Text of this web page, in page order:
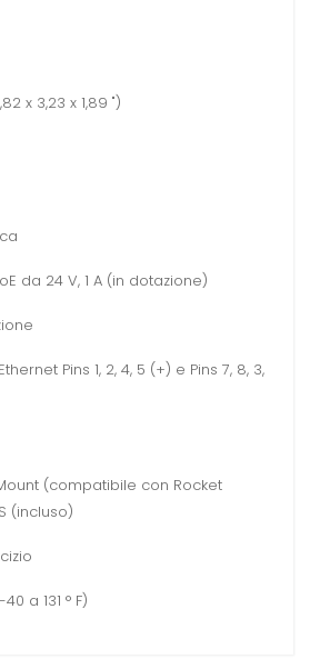
x 3,23 x 1,89 ")
da 24 V, 1 A (in dotazione)
Pins 1, 2, 4, 5 (+) e Pins 7, 8, 3,
(compatibile con Rocket
(incluso)
a 131 ° F)